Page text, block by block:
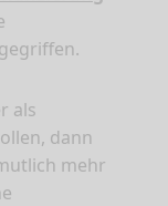
als
dann
mehr